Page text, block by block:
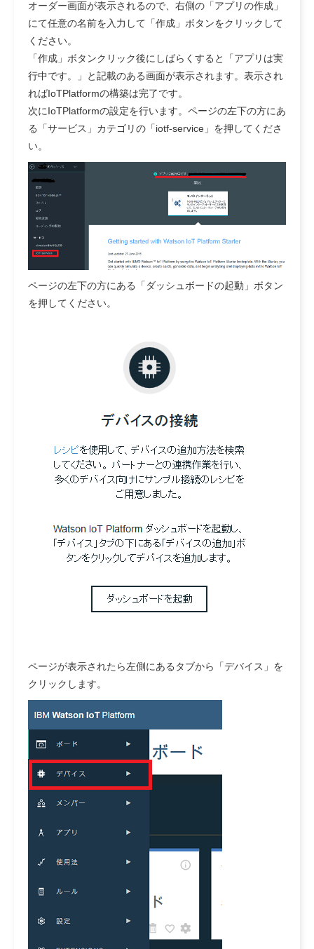
オーダー画面が表示されるので、右側の「アプリの作成」
にて任意の名前を入力して「作成」ボタンをクリックして
ください。
「作成」ボタンクリック後にしばらくすると「アプリは実
行中です。」と記載のある画面が表示されます。表示され
ればIoTPlatformの構築は完了です。
次にIoTPlatformの設定を行います。ページの左下の方にあ
る「サービス」カテゴリの「iotf-service」を押してくださ
い。
ページの左下の方にある「ダッシュボードの起動」ボタン
を押してください。
ページが表示されたら左側にあるタブから「デバイス」を
クリックします。